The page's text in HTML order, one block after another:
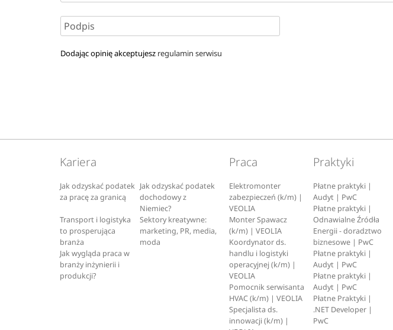
Dodając opinię akceptujesz regulamin serwisu
Kariera
Jak odzyskać podatek
za pracę za granicą
Jak odzyskać podatek
dochodowy z
Niemiec?
Transport i logistyka
to prosperująca
branża
Sektory kreatywne:
marketing, PR, media,
moda
Jak wygląda praca w
branży inżynierii i
produkcji?
Praca
Elektromonter
zabezpieczeń (k/m) |
VEOLIA
Monter Spawacz
(k/m) | VEOLIA
Koordynator ds.
handlu i logistyki
operacyjnej (k/m) |
VEOLIA
Pomocnik serwisanta
HVAC (k/m) | VEOLIA
Specjalista ds.
innowacji (k/m) |
Praktyki
Płatne praktyki |
Audyt | PwC
Płatne praktyki |
Odnawialne Źródła
Energii - doradztwo
biznesowe | PwC
Płatne praktyki |
Audyt | PwC
Płatne praktyki |
Audyt | PwC
Płatne Praktyki |
.NET Developer |
PwC